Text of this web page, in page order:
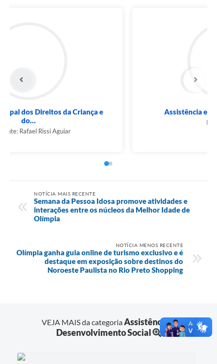
Conselho Municipal dos Direitos da Criança e
Presidente: Rafael Rissi Aguiar
NOTÍCIA MAIS RECENTE
Semana da Pessoa Idosa promove atividades e
interações entre os núcleos da Melhor Idade de
Olímpia
NOTÍCIA MENOS RECENTE
Olímpia ganha guia online de turismo exclusivo e é
destaque em exposição sobre destinos do
Noroeste Paulista no Rio Preto Shopping
VEJA MAIS da categoriaAssistência e
Desenvolvimento Social